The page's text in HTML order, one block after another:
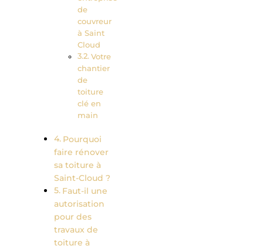
de
couvreur
à Saint
Cloud
Votre
chantier
de
toiture
clé en
main
Pourquoi
faire rénover
sa toiture à
Saint-Cloud ?
Faut-il une
autorisation
pour des
travaux de
toiture à